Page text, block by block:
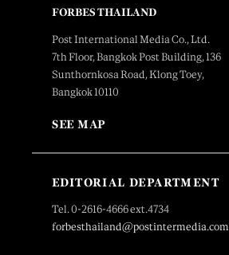
FORBES THAILAND
Post International Media Co., Ltd.
7th Floor, Bangkok Post Building, 136
Sunthornkosa Road, Klong Toey,
Bangkok 10110
SEE MAP
EDITORIAL DEPARTMENT
Tel. 0-2616-4666 ext.4734
forbesthailand@postintermedia.com